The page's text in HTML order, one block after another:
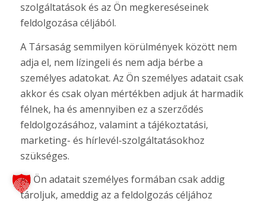
szolgáltatások és az Ön megkereséseinek
feldolgozása céljából.
A Társaság semmilyen körülmények között nem
adja el, nem lízingeli és nem adja bérbe a
személyes adatokat. Az Ön személyes adatait csak
akkor és csak olyan mértékben adjuk át harmadik
félnek, ha és amennyiben ez a szerződés
feldolgozásához, valamint a tájékoztatási,
marketing- és hírlevél-szolgáltatásokhoz
szükséges.
Az Ön adatait személyes formában csak addig
tároljuk, ameddig az a feldolgozás céljához